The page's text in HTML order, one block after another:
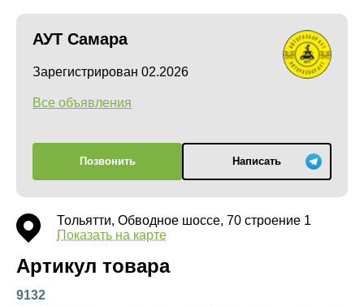
АУТ Самара
Зарегистрирован 02.2026
Все объявления
Позвонить Написать
Тольятти, Обводное шоссе, 70 строение 1
Показать на карте
Артикул товара
9132